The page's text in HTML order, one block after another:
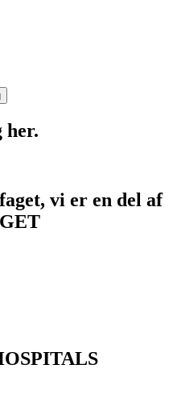
her.
vi er en del af